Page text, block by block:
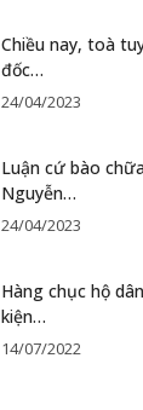
Chiều nay, toà
đốc…
24/04/2023
Luận cứ bào
Nguyễn…
24/04/2023
Hàng chục hộ
kiện…
14/07/2022